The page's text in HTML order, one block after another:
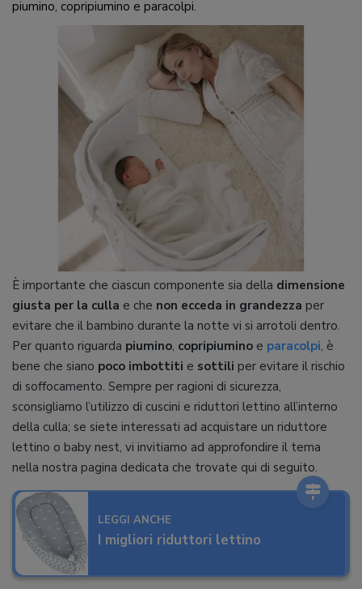
piumino, copripiumino e paracolpi.
È importante che ciascun componente sia della dimensione
giusta per la culla e che non ecceda in grandezza per
evitare che il bambino durante la notte vi si arrotoli dentro.
Per quanto riguarda piumino, copripiumino e paracolpi, è
bene che siano poco imbottiti e sottili per evitare il rischio
di soffocamento. Sempre per ragioni di sicurezza,
sconsigliamo l’utilizzo di cuscini e riduttori lettino all’interno
della culla; se siete interessati ad acquistare un riduttore
lettino o baby nest, vi invitiamo ad approfondire il tema
nella nostra pagina dedicata che trovate qui di seguito.
LEGGI ANCHE
I migliori riduttori lettino